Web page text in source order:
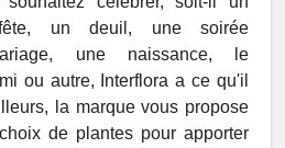
un deuil, une soirée
une naissance, le
ou autre, Interflora a ce qu'il
la marque vous propose
de plantes pour apporter